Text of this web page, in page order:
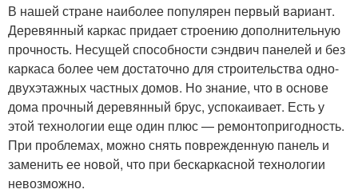
В нашей стране наиболее популярен первый вариант.
Деревянный каркас придает строению дополнительную
прочность. Несущей способности сэндвич панелей и без
каркаса более чем достаточно для строительства одно-
двухэтажных частных домов. Но знание, что в основе
дома прочный деревянный брус, успокаивает. Есть у
этой технологии еще один плюс — ремонтопригодность.
При проблемах, можно снять поврежденную панель и
заменить ее новой, что при бескаркасной технологии
невозможно.